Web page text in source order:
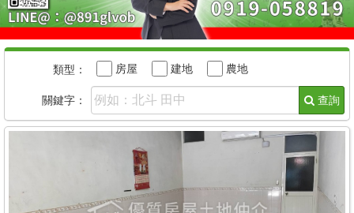
類型： 房屋 建地 農地
關鍵字： 查詢